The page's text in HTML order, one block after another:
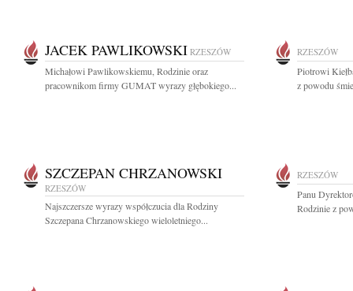
JACEK PAWLIKOWSKI RZESZÓW
Michałowi Pawlikowskiemu, Rodzinie oraz
pracownikom firmy GUMAT wyrazy głębokiego...
RZESZÓW
Piotrowi
z powodu
SZCZEPAN CHRZANOWSKI
RZESZÓW
Najszczersze wyrazy współczucia dla Rodziny
Szczepana Chrzanowskiego wieloletniego...
RZESZÓW
Panu
Rodzinie z